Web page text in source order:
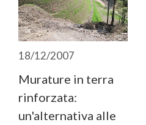
18/12/2007
Murature in terra
rinforzata:
un'alternativa alle